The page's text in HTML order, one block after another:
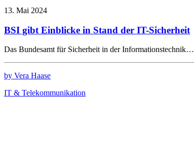
13. Mai 2024
BSI gibt Einblicke in Stand der IT-Sicherheit
Das Bundesamt für Sicherheit in der Informationstechnik…
by Vera Haase
IT & Telekommunikation